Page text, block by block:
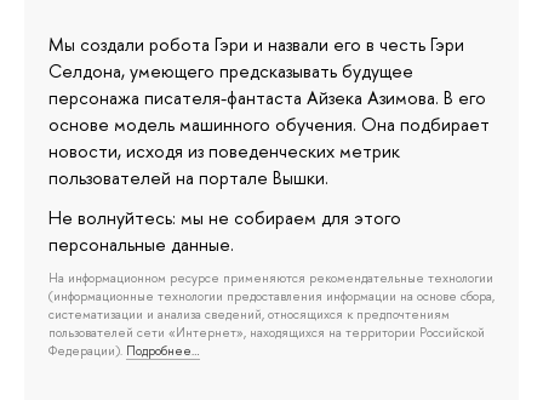
Мы создали робота Гэри и назвали его в честь Гэри
Селдона, умеющего предсказывать будущее
персонажа писателя-фантаста Айзека Азимова. В его
основе модель машинного обучения. Она подбирает
новости, исходя из поведенческих метрик
пользователей на портале Вышки.
Не волнуйтесь: мы не собираем для этого
персональные данные.
На информационном ресурсе применяются рекомендательные технологии
(информационные технологии предоставления информации на основе сбора,
систематизации и анализа сведений, относящихся к предпочтениям
пользователей сети «Интернет», находящихся на территории Российской
Федерации). Подробнее…